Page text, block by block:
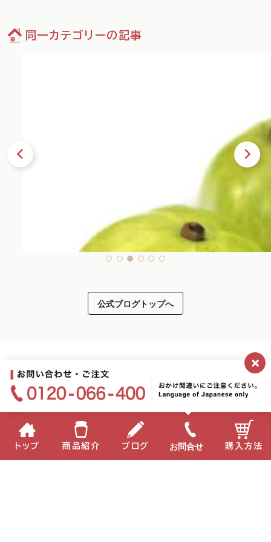
同一カテゴリーの記事
公式ブログトップへ
×
トップ 商品紹介 ブログ お問合せ 購入方法